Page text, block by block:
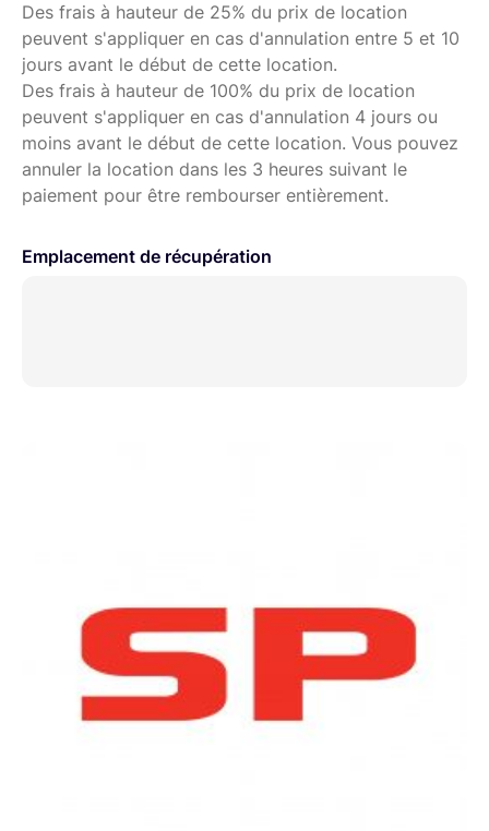
convergence
- colonne centrale téléscopique sans outil
- plate forme inférieure avec réglage de l'équilibre
dynamique et contrôle de l'inertie
- fixation des poids simple (position fixe)
- poignée de portée en mousse
Des frais à hauteur de 25% du prix de location
peuvent s'appliquer en cas d'annulation entre 5 et 10
jours avant le début de cette location.
Des frais à hauteur de 100% du prix de location
peuvent s'appliquer en cas d'annulation 4 jours ou
moins avant le début de cette location. Vous pouvez
annuler la location dans les 3 heures suivant le
paiement pour être rembourser entièrement.
Emplacement de récupération